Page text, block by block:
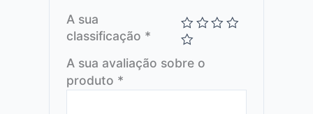
A sua
classificação *
A sua avaliação sobre o
produto *